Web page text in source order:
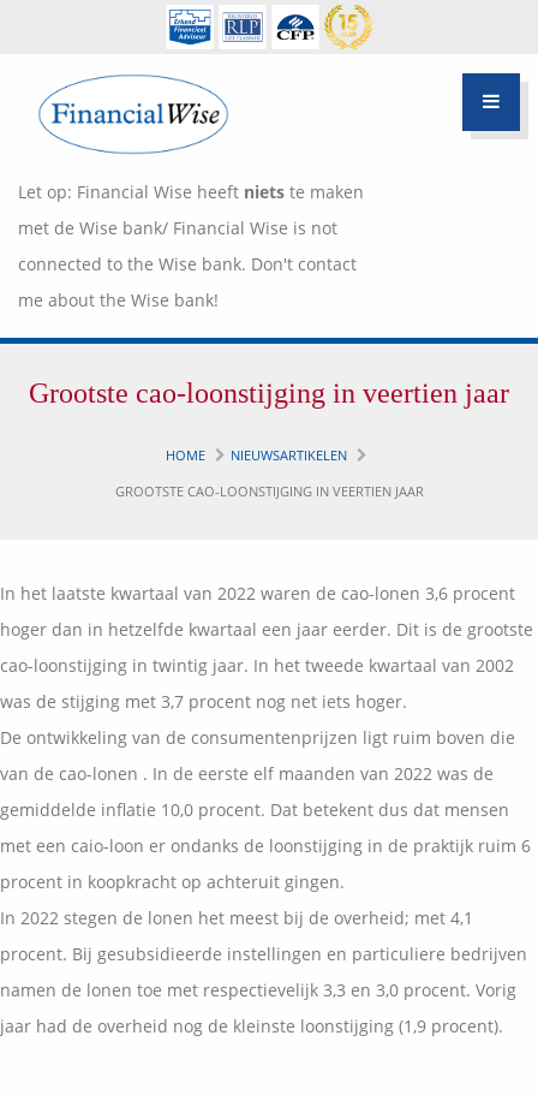
Let op: Financial Wise heeft niets te maken
met de Wise bank/ Financial Wise is not
connected to the Wise bank. Don't contact
me about the Wise bank!
Expats services
Contact
Klanten over
Blog
Hypotheek Advies
Inloggen Klantportaal
Toekomstig inkomen
Grootste cao-loonstijging in veertien jaar
HOME
NIEUWSARTIKELEN
GROOTSTE CAO-LOONSTIJGING IN VEERTIEN JAAR
In het laatste kwartaal van 2022 waren de cao-lonen 3,6 procent
hoger dan in hetzelfde kwartaal een jaar eerder. Dit is de grootste
cao-loonstijging in twintig jaar. In het tweede kwartaal van 2002
was de stijging met 3,7 procent nog net iets hoger.
De ontwikkeling van de consumentenprijzen ligt ruim boven die
van de cao-lonen . In de eerste elf maanden van 2022 was de
gemiddelde inflatie 10,0 procent. Dat betekent dus dat mensen
met een caio-loon er ondanks de loonstijging in de praktijk ruim 6
procent in koopkracht op achteruit gingen.
In 2022 stegen de lonen het meest bij de overheid; met 4,1
procent. Bij gesubsidieerde instellingen en particuliere bedrijven
namen de lonen toe met respectievelijk 3,3 en 3,0 procent. Vorig
jaar had de overheid nog de kleinste loonstijging (1,9 procent).